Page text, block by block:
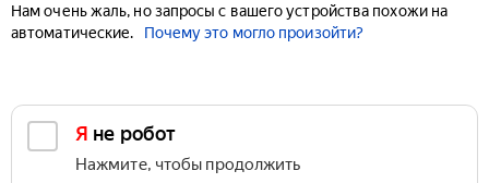
Нам очень жаль, но запросы с вашего устройства похожи на
автоматические.
Почему это могло произойти?
Я не робот
Нажмите, чтобы продолжить